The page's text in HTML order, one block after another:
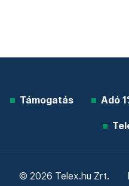
Támogatás Adó
© 2026 Telex.hu Zrt.